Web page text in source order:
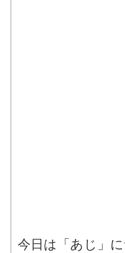
今日は「あじ」に